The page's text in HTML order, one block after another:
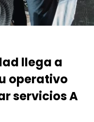
llega a
operativo
servicios A